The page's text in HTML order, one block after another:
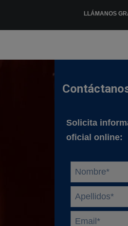
LLÁMANOS
Solicita
oficial online:
Nombre *
Apellidos *
Email